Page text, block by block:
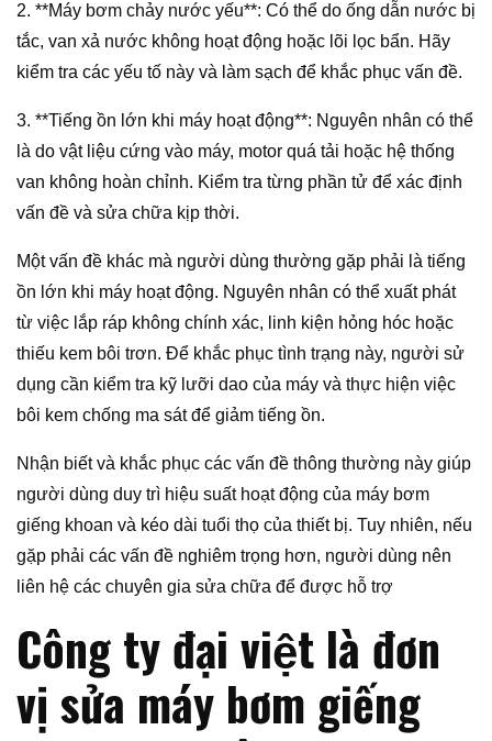
2. **Máy bơm chảy nước yếu**: Có thể do ống dẫn nước bị
tắc, van xả nước không hoạt động hoặc lõi lọc bẩn. Hãy
kiểm tra các yếu tố này và làm sạch để khắc phục vấn đề.
3. **Tiếng ồn lớn khi máy hoạt động**: Nguyên nhân có thể
là do vật liệu cứng vào máy, motor quá tải hoặc hệ thống
van không hoàn chỉnh. Kiểm tra từng phần tử để xác định
vấn đề và sửa chữa kịp thời.
Một vấn đề khác mà người dùng thường gặp phải là tiếng
ồn lớn khi máy hoạt động. Nguyên nhân có thể xuất phát
từ việc lắp ráp không chính xác, linh kiện hỏng hóc hoặc
thiếu kem bôi trơn. Để khắc phục tình trạng này, người sử
dụng cần kiểm tra kỹ lưỡi dao của máy và thực hiện việc
bôi kem chống ma sát để giảm tiếng ồn.
Nhận biết và khắc phục các vấn đề thông thường này giúp
người dùng duy trì hiệu suất hoạt động của máy bơm
giếng khoan và kéo dài tuổi thọ của thiết bị. Tuy nhiên, nếu
gặp phải các vấn đề nghiêm trọng hơn, người dùng nên
liên hệ các chuyên gia sửa chữa để được hỗ trợ
Công ty đại việt là đơn
vị sửa máy bơm giếng